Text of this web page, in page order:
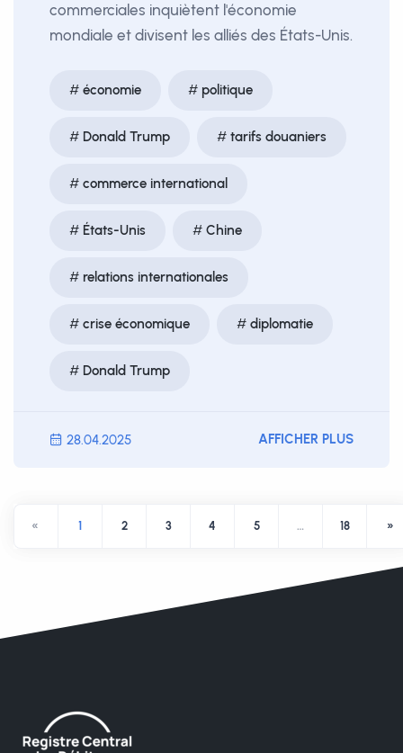
commerciales inquiètent l'économie
mondiale et divisent les alliés des États-Unis.
économie politique
Donald Trump tarifs douaniers
commerce international
États-Unis Chine
relations internationales
crise économique diplomatie
Donald Trump
28.04.2025 AFFICHER PLUS
« 1 2 3 4 5 … 18 »